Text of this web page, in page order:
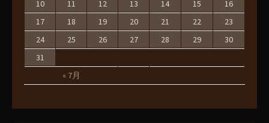
« 7月
10
11 12 13 14 15
16
17
18 19 20 21 22
23
24
25 26 27 28 29
30
31